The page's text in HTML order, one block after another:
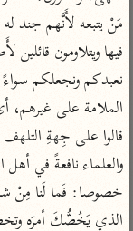
اشترك لتصلك أخبار
الذي يَخُصُّكَ أمرَه